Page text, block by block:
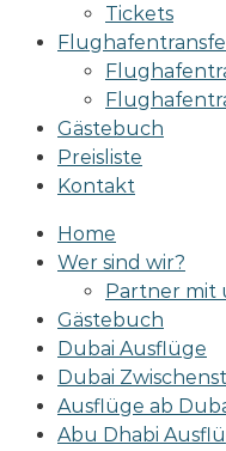
Tickets
Gästebuch
Preisliste
Kontakt
Home
Wer sind wir?
Partner mit
Gästebuch
Dubai Ausflüge
Dubai
Ausflüge ab
Abu Dhabi